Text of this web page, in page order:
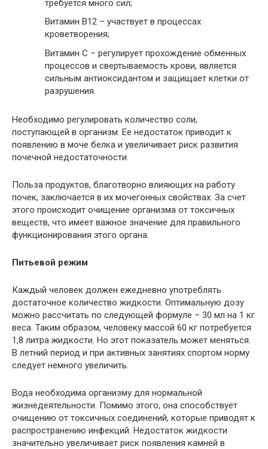
требуется много сил;
Витамин В12 – участвует в процессах
кроветворения;
Витамин С – регулирует прохождение обменных
процессов и свертываемость крови, является
сильным антиоксидантом и защищает клетки от
разрушения.
Необходимо регулировать количество соли,
поступающей в организм. Ее недостаток приводит к
появлению в моче белка и увеличивает риск развития
почечной недостаточности.
Польза продуктов, благотворно влияющих на работу
почек, заключается в их мочегонных свойствах. За счет
этого происходит очищение организма от токсичных
веществ, что имеет важное значение для правильного
функционирования этого органа.
Питьевой режим
Каждый человек должен ежедневно употреблять
достаточное количество жидкости. Оптимальную дозу
можно рассчитать по следующей формуле – 30 мл на 1 кг
веса. Таким образом, человеку массой 60 кг потребуется
1,8 литра жидкости. Но этот показатель может меняться.
В летний период и при активных занятиях спортом норму
следует немного увеличить.
Вода необходима организму для нормальной
жизнедеятельности. Помимо этого, она способствует
очищению от токсичных соединений, которые приводят к
распространению инфекций. Недостаток жидкости
значительно увеличивает риск появления камней в